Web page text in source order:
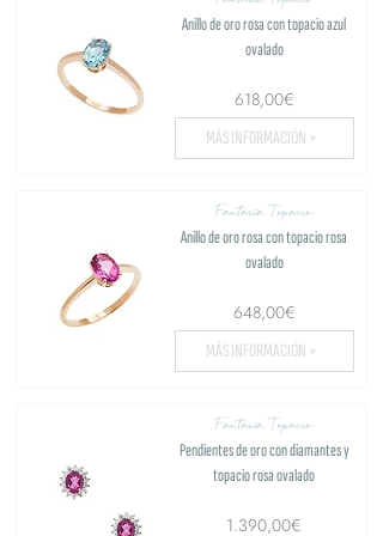
Anillo de oro rosa con topacio azul
ovalado
618,00€
MÁS INFORMACIÓN >
Fantasía Topacio
Anillo de oro rosa con topacio rosa
ovalado
648,00€
MÁS INFORMACIÓN >
Fantasía Topacio
Pendientes de oro con diamantes y
topacio rosa ovalado
1.390,00€